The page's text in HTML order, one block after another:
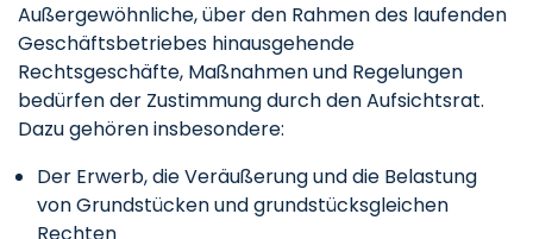
Außergewöhnliche, über den Rahmen des laufenden
Geschäftsbetriebes hinausgehende
Rechtsgeschäfte, Maßnahmen und Regelungen
bedürfen der Zustimmung durch den Aufsichtsrat.
Dazu gehören insbesondere:
Der Erwerb, die Veräußerung und die Belastung
von Grundstücken und grundstücksgleichen